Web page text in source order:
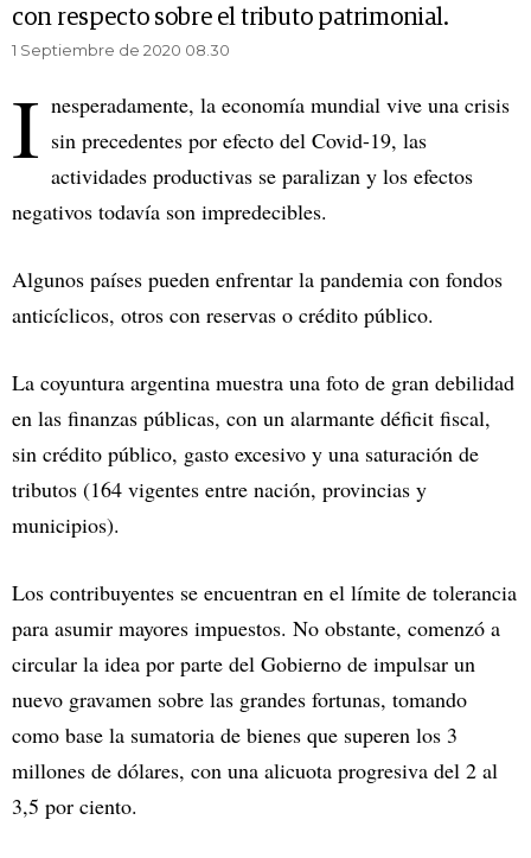
con respecto sobre el tributo patrimonial.
1 Septiembre de 2020 08.30
I nesperadamente, la economía mundial vive una crisis
sin precedentes por efecto del Covid-19, las
actividades productivas se paralizan y los efectos
negativos todavía son impredecibles.
Algunos países pueden enfrentar la pandemia con fondos
anticíclicos, otros con reservas o crédito público.
La coyuntura argentina muestra una foto de gran debilidad
en las finanzas públicas, con un alarmante déficit fiscal,
sin crédito público, gasto excesivo y una saturación de
tributos (164 vigentes entre nación, provincias y
municipios).
Los contribuyentes se encuentran en el límite de tolerancia
para asumir mayores impuestos. No obstante, comenzó a
circular la idea por parte del Gobierno de impulsar un
nuevo gravamen sobre las grandes fortunas, tomando
como base la sumatoria de bienes que superen los 3
millones de dólares, con una alicuota progresiva del 2 al
3,5 por ciento.